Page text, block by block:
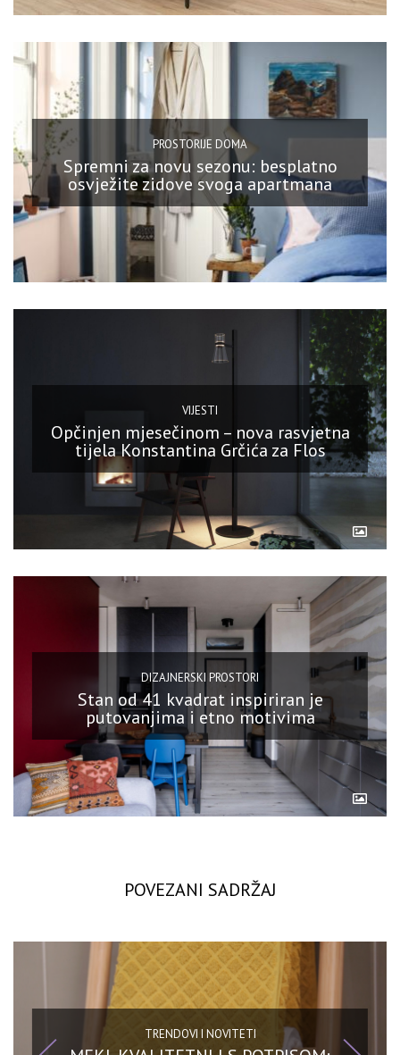
PROSTORIJE DOMA
Spremni za novu sezonu: besplatno
osvježite zidove svoga apartmana
VIJESTI
Opčinjen mjesečinom – nova rasvjetna
tijela Konstantina Grčića za Flos
DIZAJNERSKI PROSTORI
Stan od 41 kvadrat inspiriran je
putovanjima i etno motivima
POVEZANI SADRŽAJ
TRENDOVI I NOVITETI